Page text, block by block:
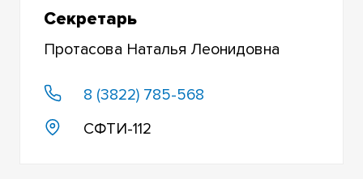
Секретарь
Протасова Наталья Леонидовна
8 (3822) 785-568
СФТИ-112